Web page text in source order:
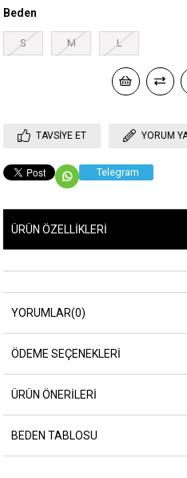
Beden
S M L
TAVSIYE ET YORUM
Telegram
ÜRÜN ÖZELLIKLERI
YORUMLAR(0)
ÖDEME SEÇENEKLERI
ÜRÜN ÖNERILERI
BEDEN TABLOSU